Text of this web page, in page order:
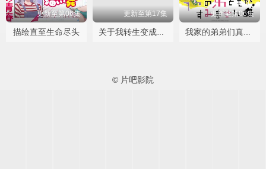
更新至第06集
描绘直至生命尽头
更新至第17集
关于我转生变成史莱姆这档事第四季
更新至第06集
我家的弟弟们真是让您费心了
© 片吧影院